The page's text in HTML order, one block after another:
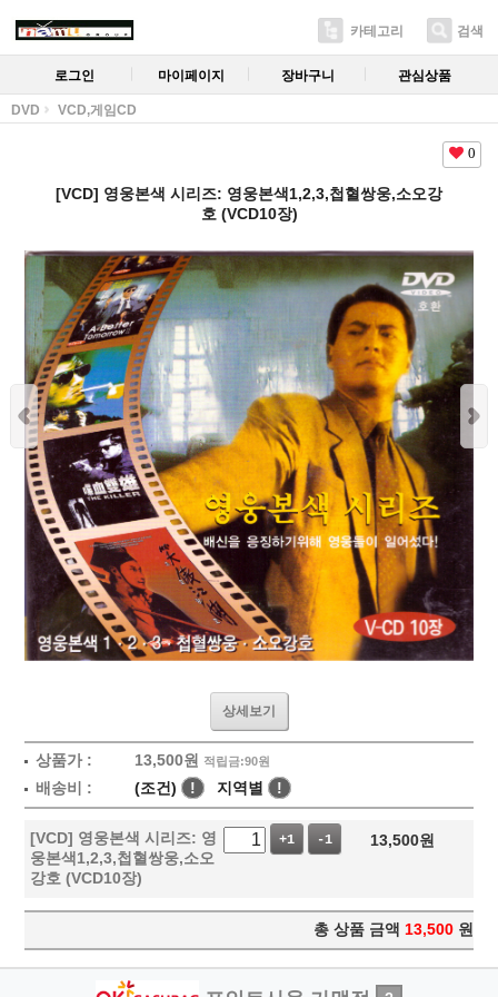
카테고리 검색
로그인 마이페이지 장바구니 관심상품
DVD VCD,게임CD
0
[VCD] 영웅본색 시리즈: 영웅본색1,2,3,첩혈쌍웅,소오강
호 (VCD10장)
상세보기
상품가 : 13,500원 적립금:90원
배송비 : (조건) ! 지역별 !
[VCD] 영웅본색 시리즈: 영
웅본색1,2,3,첩혈쌍웅,소오
강호 (VCD10장)
+1 -1 13,500원
총 상품 금액 13,500 원